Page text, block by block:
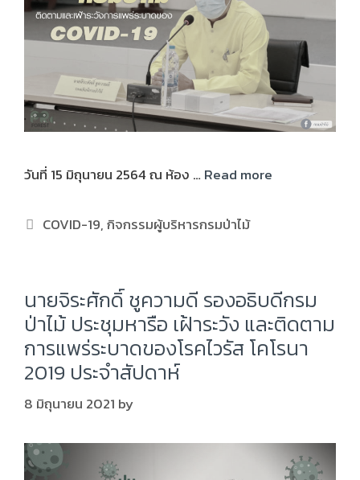
วันที่ 15 มิถุนายน 2564 ณ ห้อง …Read more
COVID-19,กิจกรรมผู้บริหารกรมป่าไม้
นายจิระศักดิ์ ชูความดี รองอธิบดีกรม
ป่าไม้ ประชุมหารือ เฝ้าระวัง และติดตาม
การแพร่ระบาดของโรคไวรัส โคโรนา
2019 ประจำสัปดาห์
8 มิถุนายน 2021 by